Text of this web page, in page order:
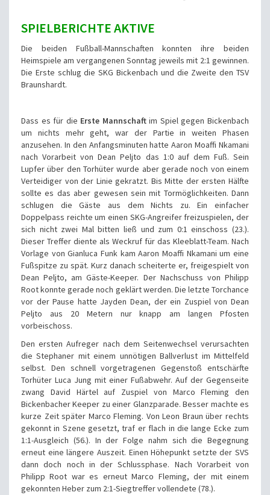
SPIELBERICHTE AKTIVE
Die beiden Fußball-Mannschaften konnten ihre beiden
Heimspiele am vergangenen Sonntag jeweils mit 2:1 gewinnen.
Die Erste schlug die SKG Bickenbach und die Zweite den TSV
Braunshardt.
Dass es für die Erste Mannschaftim Spiel gegen Bickenbach
um nichts mehr geht, war der Partie in weiten Phasen
anzusehen. In den Anfangsminuten hatte Aaron Moaffi Nkamani
nach Vorarbeit von Dean Peljto das 1:0 auf dem Fuß. Sein
Lupfer über den Torhüter wurde aber gerade noch von einem
Verteidiger von der Linie gekratzt. Bis Mitte der ersten Hälfte
sollte es das aber gewesen sein mit Tormöglichkeiten. Dann
schlugen die Gäste aus dem Nichts zu. Ein einfacher
Doppelpass reichte um einen SKG-Angreifer freizuspielen, der
sich nicht zwei Mal bitten ließ und zum 0:1 einschoss (23.).
Dieser Treffer diente als Weckruf für das Kleeblatt-Team. Nach
Vorlage von Gianluca Funk kam Aaron Moaffi Nkamani um eine
Fußspitze zu spät. Kurz danach scheiterte er, freigespielt von
Dean Peljto, am Gäste-Keeper. Der Nachschuss von Philipp
Root konnte gerade noch geklärt werden. Die letzte Torchance
vor der Pause hatte Jayden Dean, der ein Zuspiel von Dean
Peljto aus 20 Metern nur knapp am langen Pfosten
vorbeischoss.
Den ersten Aufreger nach dem Seitenwechsel verursachten
die Stephaner mit einem unnötigen Ballverlust im Mittelfeld
selbst. Den schnell vorgetragenen Gegenstoß entschärfte
Torhüter Luca Jung mit einer Fußabwehr. Auf der Gegenseite
zwang David Härtel auf Zuspiel von Marco Fleming den
Bickenbacher Keeper zu einer Glanzparade. Besser machte es
kurze Zeit später Marco Fleming. Von Leon Braun über rechts
gekonnt in Szene gesetzt, traf er flach in die lange Ecke zum
1:1-Ausgleich (56.). In der Folge nahm sich die Begegnung
erneut eine längere Auszeit. Einen Höhepunkt setzte der SVS
dann doch noch in der Schlussphase. Nach Vorarbeit von
Philipp Root war es erneut Marco Fleming, der mit einem
gekonnten Heber zum 2:1-Siegtreffer vollendete (78.).